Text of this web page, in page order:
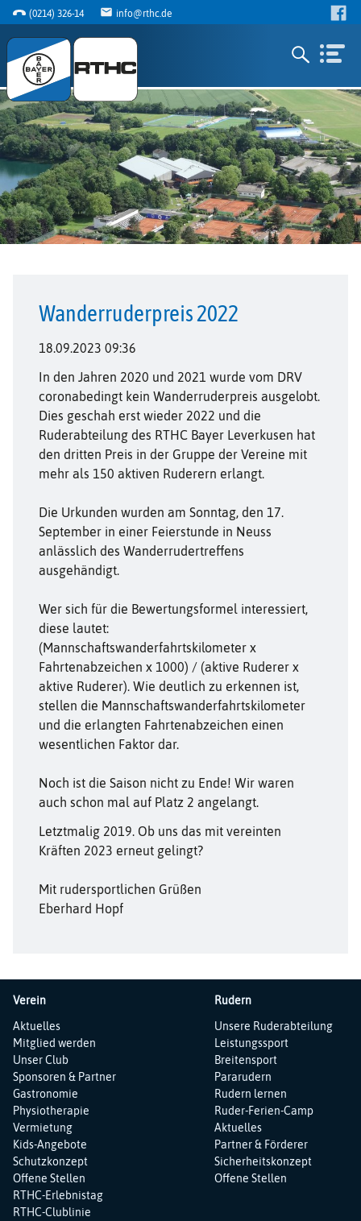
(0214) 326-14 info@rthc.de
Wanderruderpreis 2022
18.09.2023 09:36
In den Jahren 2020 und 2021 wurde vom DRV
coronabedingt kein Wanderruderpreis ausgelobt.
Dies geschah erst wieder 2022 und die
Ruderabteilung des RTHC Bayer Leverkusen hat
den dritten Preis in der Gruppe der Vereine mit
mehr als 150 aktiven Ruderern erlangt.
Die Urkunden wurden am Sonntag, den 17.
September in einer Feierstunde in Neuss
anlässlich des Wanderrudertreffens
ausgehändigt.
Wer sich für die Bewertungsformel interessiert,
diese lautet:
(Mannschaftswanderfahrtskilometer x
Fahrtenabzeichen x 1000) / (aktive Ruderer x
aktive Ruderer). Wie deutlich zu erkennen ist,
stellen die Mannschaftswanderfahrtskilometer
und die erlangten Fahrtenabzeichen einen
wesentlichen Faktor dar.
Noch ist die Saison nicht zu Ende! Wir waren
auch schon mal auf Platz 2 angelangt.
Letztmalig 2019. Ob uns das mit vereinten
Kräften 2023 erneut gelingt?
Mit rudersportlichen Grüßen
Eberhard Hopf
Verein
Navigation
überspringen
Aktuelles
Mitglied werden
Unser Club
Sponsoren & Partner
Gastronomie
Physiotherapie
Vermietung
Kids-Angebote
Schutzkonzept
Offene Stellen
RTHC-Erlebnistag
RTHC-Clublinie
Rudern
Navigation
überspringen
Unsere Ruderabteilung
Leistungssport
Breitensport
Pararudern
Rudern lernen
Ruder-Ferien-Camp
Aktuelles
Partner & Förderer
Sicherheitskonzept
Offene Stellen